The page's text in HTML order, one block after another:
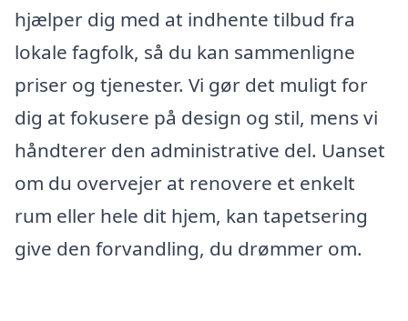
hjælper dig med at indhente tilbud fra
lokale fagfolk, så du kan sammenligne
priser og tjenester. Vi gør det muligt for
dig at fokusere på design og stil, mens vi
håndterer den administrative del. Uanset
om du overvejer at renovere et enkelt
rum eller hele dit hjem, kan tapetsering
give den forvandling, du drømmer om.